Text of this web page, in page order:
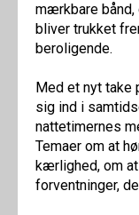
mærkbare bånd,
bliver trukket
beroligende.
Med et nyt take
sig ind i
nattetimernes
Temaer om at
kærlighed, om
forventninger,